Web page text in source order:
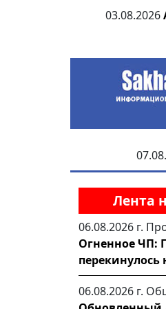
03.08.2026
Лента
06.08.2026 г.
Огненное ЧП:
перекинулось
06.08.2026 г.